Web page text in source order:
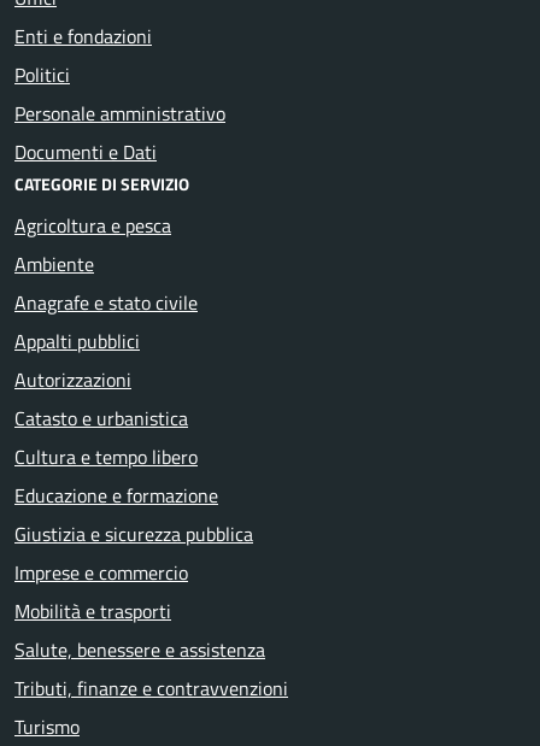
Enti e fondazioni
Politici
Personale amministrativo
Documenti e Dati
CATEGORIE DI SERVIZIO
Agricoltura e pesca
Ambiente
Anagrafe e stato civile
Appalti pubblici
Autorizzazioni
Catasto e urbanistica
Cultura e tempo libero
Educazione e formazione
Giustizia e sicurezza pubblica
Imprese e commercio
Mobilità e trasporti
Salute, benessere e assistenza
Tributi, finanze e contravvenzioni
Turismo